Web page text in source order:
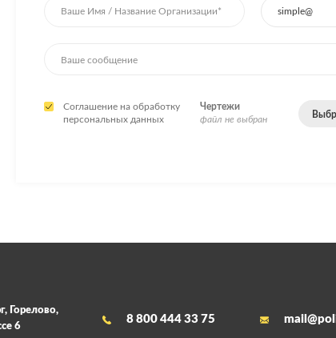
Соглашение на обработку
персональных данных
Чертежи
файл не выбран
Горелово,
6
8 800 444 33 75